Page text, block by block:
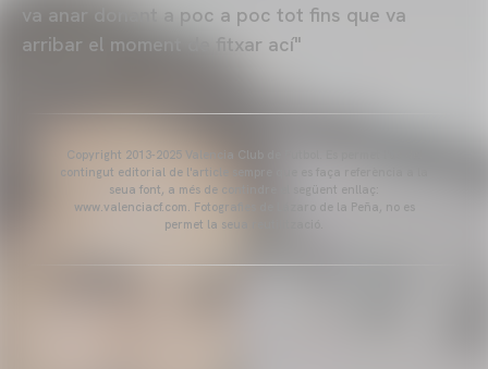
va anar donant a poc a poc tot fins que va
arribar el moment de fitxar ací"
Copyright 2013-2025 Valencia Club de Futbol. Es permet l'ús del
contingut editorial de l'article sempre que es faça referència a la
seua font, a més de contindre el següent enllaç:
www.valenciacf.com. Fotografies de Lázaro de la Peña, no es
permet la seua reutilització.